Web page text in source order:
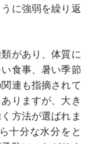
に強弱を繰り返
があり、体質に
食事、暑い季節
連も指摘されて
りますが、大き
方法が選ばれま
十分な水分をと